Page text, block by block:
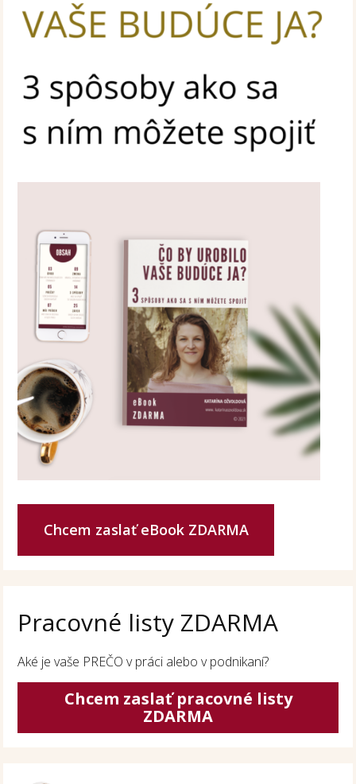
Chcem zaslať eBook ZDARMA
Pracovné listy ZDARMA
Aké je vaše PREČO v práci alebo v podnikaní?
Chcem zaslať pracovné listy
ZDARMA